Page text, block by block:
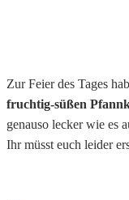
Zur Feier des Tages
fruchtig-süßen
genauso lecker wie es
Ihr müsst euch leider